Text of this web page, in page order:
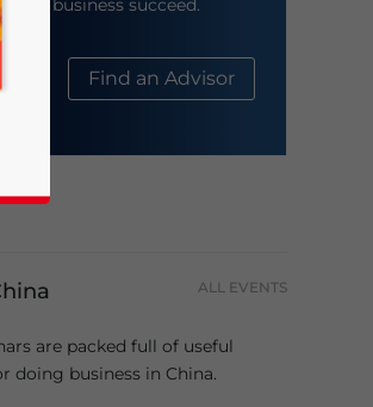
your business succeed.
Find an Advisor
ALL EVENTS
are packed full of useful
doing business in China.